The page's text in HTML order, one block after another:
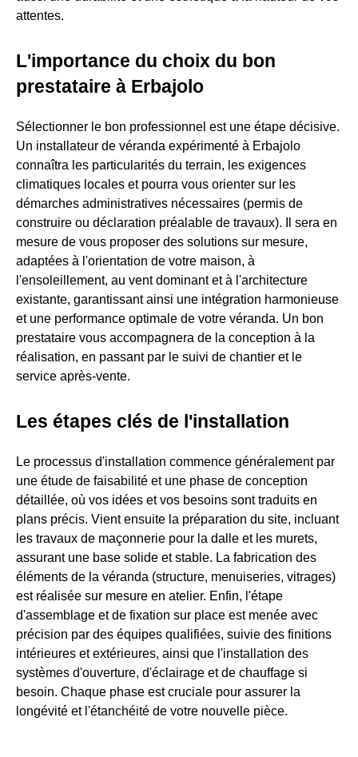
attentes.
L'importance du choix du bon
prestataire à Erbajolo
Sélectionner le bon professionnel est une étape décisive.
Un installateur de véranda expérimenté à Erbajolo
connaîtra les particularités du terrain, les exigences
climatiques locales et pourra vous orienter sur les
démarches administratives nécessaires (permis de
construire ou déclaration préalable de travaux). Il sera en
mesure de vous proposer des solutions sur mesure,
adaptées à l'orientation de votre maison, à
l'ensoleillement, au vent dominant et à l'architecture
existante, garantissant ainsi une intégration harmonieuse
et une performance optimale de votre véranda. Un bon
prestataire vous accompagnera de la conception à la
réalisation, en passant par le suivi de chantier et le
service après-vente.
Les étapes clés de l'installation
Le processus d'installation commence généralement par
une étude de faisabilité et une phase de conception
détaillée, où vos idées et vos besoins sont traduits en
plans précis. Vient ensuite la préparation du site, incluant
les travaux de maçonnerie pour la dalle et les murets,
assurant une base solide et stable. La fabrication des
éléments de la véranda (structure, menuiseries, vitrages)
est réalisée sur mesure en atelier. Enfin, l'étape
d'assemblage et de fixation sur place est menée avec
précision par des équipes qualifiées, suivie des finitions
intérieures et extérieures, ainsi que l'installation des
systèmes d'ouverture, d'éclairage et de chauffage si
besoin. Chaque phase est cruciale pour assurer la
longévité et l'étanchéité de votre nouvelle pièce.